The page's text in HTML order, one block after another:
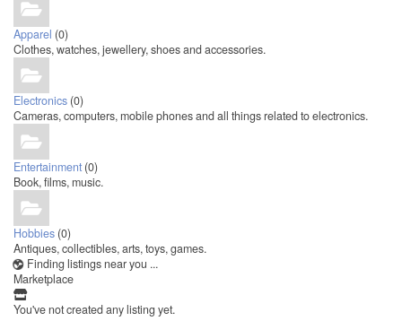
Apparel (0)
Clothes, watches, jewellery, shoes and accessories.
Electronics (0)
Cameras, computers, mobile phones and all things related to electronics.
Entertainment (0)
Book, films, music.
Hobbies (0)
Antiques, collectibles, arts, toys, games.
Finding listings near you ...
Marketplace
You've not created any listing yet.